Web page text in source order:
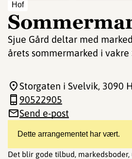
Hof
Sjue Gård deltar med
årets sommermarked i vakre
Dette arrangementet har vært.
Det blir gode tilbud,
Storgaten i Svelvik, 3090
90522905
Send e-post